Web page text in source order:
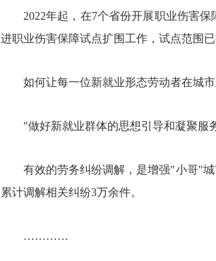
2022年起，在7个省份开展职业伤害
进职业伤害保障试点扩围工作，试点范围
如何让每一位新就业形态劳动者在城
"做好新就业群体的思想引导和凝聚服
有效的劳务纠纷调解，是增强"小哥"
累计调解相关纠纷3万余件。
…………